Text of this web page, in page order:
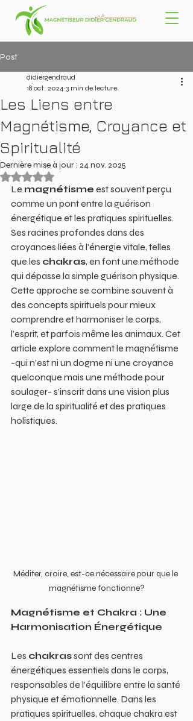
Post
Les Liens entre
Magnétisme, Croyance et
Spiritualité
didiergendraud
18 oct. 2024 3 min de lecture
Dernière mise à jour : 24 nov. 2025
Noté NaN étoiles sur 5.
Le magnétisme est souvent perçu
comme un pont entre la guérison
énergétique et les pratiques spirituelles.
Ses racines profondes dans des
croyances liées à l'énergie vitale, telles
que les chakras, en font une méthode
qui dépasse la simple guérison physique.
Cette approche se combine souvent à
des concepts spirituels pour mieux
comprendre et harmoniser le corps,
l’esprit, et parfois même les animaux. Cet
article explore comment le magnétisme
-qui n’est ni un dogme ni une croyance
quelconque mais une méthode pour
soulager- s’inscrit dans une vision plus
large de la spiritualité et des pratiques
holistiques.
Méditer, croire, est-ce nécessaire pour que le
magnétisme fonctionne?
Magnétisme et Chakra : Une
Harmonisation Énergétique
Les chakras sont des centres
énergétiques essentiels dans le corps,
responsables de l’équilibre entre la santé
physique et émotionnelle. Dans les
pratiques spirituelles, chaque chakra est